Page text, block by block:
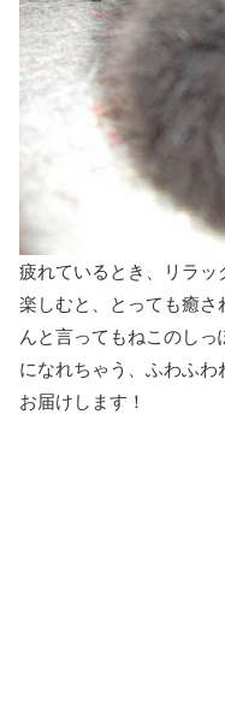
疲れているとき、リラ
楽しむと、とっても癒
んと言ってもねこのし
になれちゃう、ふわふ
お届けします！